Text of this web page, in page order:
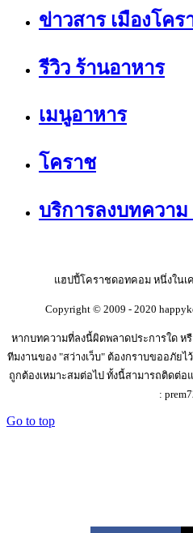
ข่าวสาร เมืองโคร
รีวิว ร้านอาหาร
เมนูอาหาร
โคราช
บริการลงบทความ
แฮปปี้โคราชดอทคอม หนึ่งในเ
Copyright © 2009 - 2020
หากบทความที่ลงนี้ผิดพลาดประการใด ห
ทีมงานของ "สว่างเว็บ" ต้องกราบขออภัย
ถูกต้องเหมาะสมต่อไป ทั้งนี้สามารถติดต่
:
Go to top